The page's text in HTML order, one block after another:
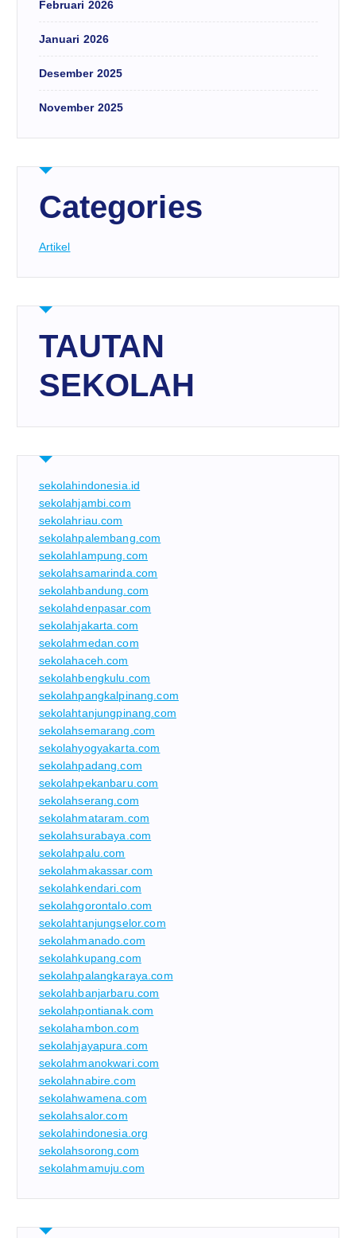
Februari 2026
Januari 2026
Desember 2025
November 2025
Categories
Artikel
TAUTAN
SEKOLAH
sekolahindonesia.id
sekolahjambi.com
sekolahriau.com
sekolahpalembang.com
sekolahlampung.com
sekolahsamarinda.com
sekolahbandung.com
sekolahdenpasar.com
sekolahjakarta.com
sekolahmedan.com
sekolahaceh.com
sekolahbengkulu.com
sekolahpangkalpinang.com
sekolahtanjungpinang.com
sekolahsemarang.com
sekolahyogyakarta.com
sekolahpadang.com
sekolahpekanbaru.com
sekolahserang.com
sekolahmataram.com
sekolahsurabaya.com
sekolahpalu.com
sekolahmakassar.com
sekolahkendari.com
sekolahgorontalo.com
sekolahtanjungselor.com
sekolahmanado.com
sekolahkupang.com
sekolahpalangkaraya.com
sekolahbanjarbaru.com
sekolahpontianak.com
sekolahambon.com
sekolahjayapura.com
sekolahmanokwari.com
sekolahnabire.com
sekolahwamena.com
sekolahsalor.com
sekolahindonesia.org
sekolahsorong.com
sekolahmamuju.com